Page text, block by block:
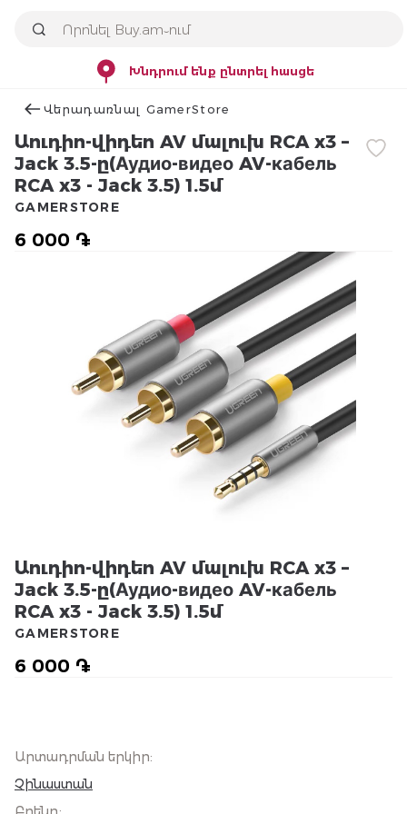
Խնդրում ենք ընտրել հասցե
Վերադառնալ GamerStore
Աուդիո-վիդեո AV մալուխ RCA x3 –
Jack 3.5-ը(Аудио-видео AV-кабель
RCA x3 - Jack 3.5) 1.5մ
6 000 ֏
GAMERSTORE
Աուդիո-վիդեո AV մալուխ RCA x3 –
Jack 3.5-ը(Аудио-видео AV-кабель
RCA x3 - Jack 3.5) 1.5մ
6 000 ֏
GAMERSTORE
Արտադրման երկիր:
Չինաստան